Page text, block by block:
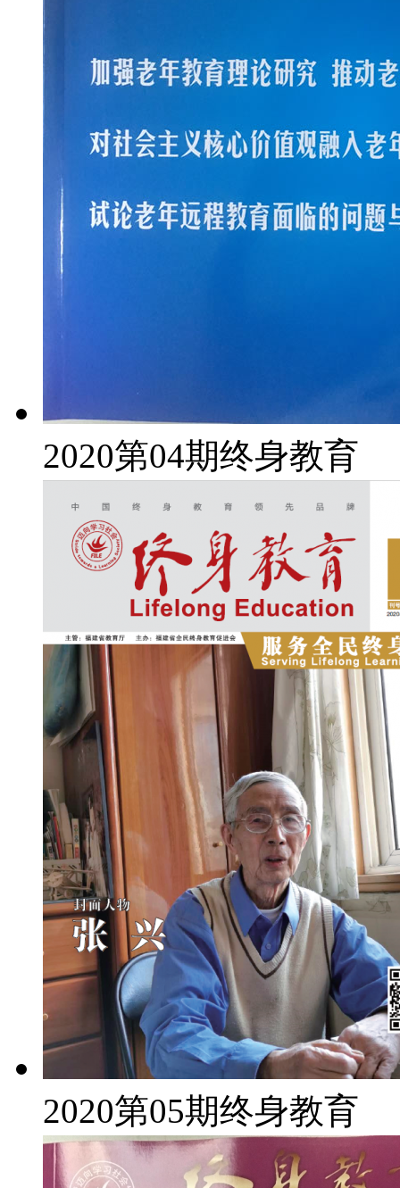
2020第04期终身教育
2020第05期终身教育